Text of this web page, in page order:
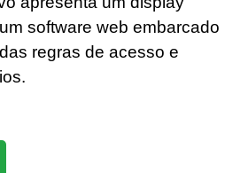
software web embarcado
regras de acesso e